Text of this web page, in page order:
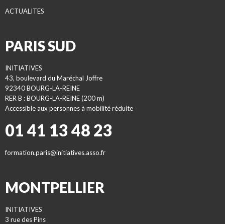
ACTUALITES
PARIS SUD
INITIATIVES
43, boulevard du Maréchal Joffre
92340 BOURG-LA-REINE
RER B : BOURG-LA-REINE (200 m)
Accessible aux personnes à mobilité réduite
01 41 13 48 23
formation.paris@initiatives.asso.fr
MONTPELLIER
INITIATIVES
3 rue des Pins